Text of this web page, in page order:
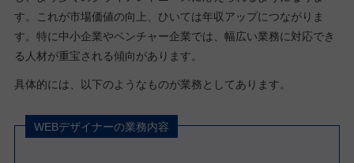
す。これが市場価値の向上、ひいては年収アップにつながりま
す。特に中小企業やベンチャー企業では、幅広い業務に対応でき
る人材が重宝される傾向があります。
具体的には、以下のようなものが業務としてあります。
WEBデザイナーの業務内容